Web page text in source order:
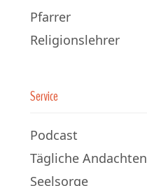
Pfarrer
Religionslehrer
Service
Podcast
Tägliche Andachten
Seelsorge